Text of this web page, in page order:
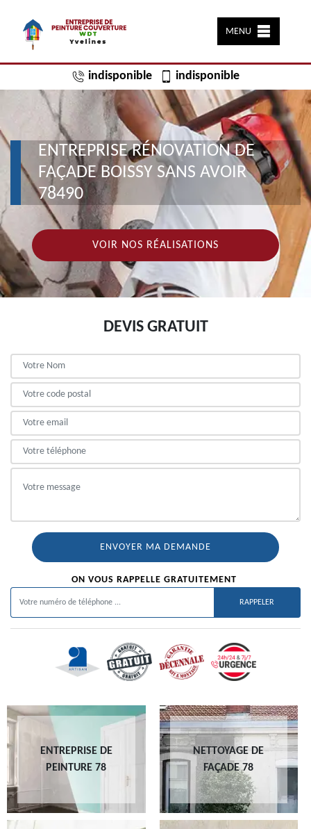
MENU
indisponible indisponible
ENTREPRISE RÉNOVATION DE
FAÇADE BOISSY SANS AVOIR
78490
VOIR NOS RÉALISATIONS
DEVIS GRATUIT
ON VOUS RAPPELLE GRATUITEMENT
ENTREPRISE DE
PEINTURE 78
NETTOYAGE DE
FAÇADE 78